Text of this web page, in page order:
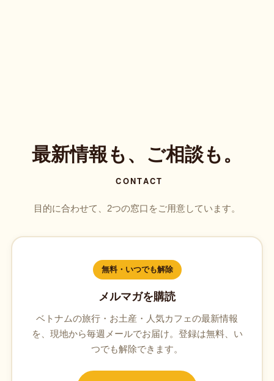
最新情報も、ご相談も。
CONTACT
目的に合わせて、2つの窓口をご用意しています。
無料・いつでも解除
メルマガを購読
ベトナムの旅行・お土産・人気カフェの最新情報
を、現地から毎週メールでお届け。登録は無料、い
つでも解除できます。